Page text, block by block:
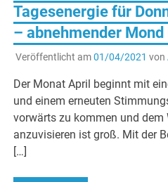
Tagesenergie für
– abnehmender
Veröffentlicht am01/04/2021 von
Der Monat April beginnt mit
und einem erneuten
vorwärts zu kommen und dem
anzuvisieren ist groß. Mit der
[…]